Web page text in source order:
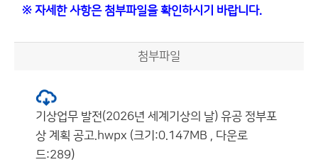
※ 자세한 사항은 첨부파일을 확인하시기 바랍니다.
첨부파일
기상업무 발전(2026년 세계기상의 날) 유공 정부포
상 계획 공고.hwpx (크기:0.147MB , 다운로
드:289)